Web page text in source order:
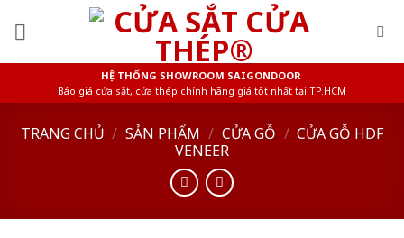
HỆ THỐNG SHOWROOM SAIGONDOOR
Báo giá cửa sắt, cửa thép chính hãng giá tốt nhất tại TP.HCM
TRANG CHỦ / SẢN PHẨM / CỬA GỖ / CỬA GỖ HDF
VENEER